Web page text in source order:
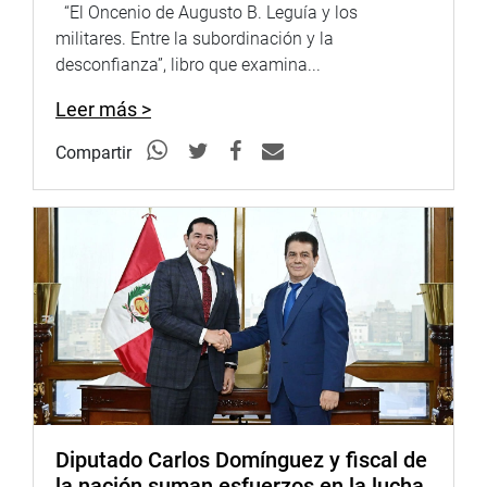
atención es el seguimiento que se debe de hacer al
contagiado por el SARS- CoV2 y a sus contactos, para
evitar que se propague la pandemia.
“Es importante que la vacuna que se aplique en el país
sea de bajo costo, que produzca la menor cantidad de
reacciones y que tenga efectos duraderos de inmunidad
contra el Covid-19. Si eso no ocurre, a qué intereses
estamos respondiendo”; preguntó Solari de la Fuente.
Por su parte la médico nefrólogo del Hospital Nacional
Guillermo Almenara Irigoyen- EsSalud, Vijaya Barra
Torres, señaló que de acuerdo a su experiencia y de otros
colegas en el uso de la ivermictina en pacientes
ambulatorios y extra hospitalarios, se pudo constatar
efectos beneficiosos a quienes se les administró el
medicamento, disminuyendo la carga viral y
“El Oncenio de Augusto B. Leguía y los
militares. Entre la subordinación y la
desconfianza”, libro que examina...
Leer más >
Compartir
Diputado Carlos Domínguez y fiscal de